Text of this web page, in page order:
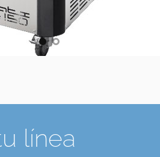
línea